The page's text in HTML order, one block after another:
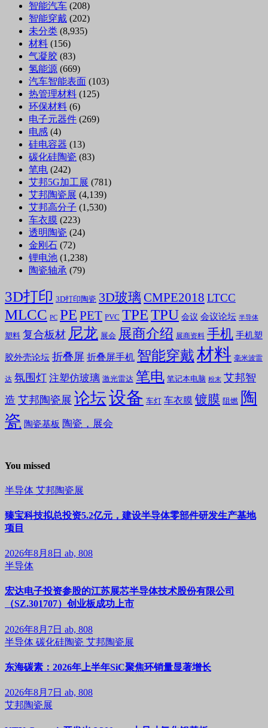
智能汽车 (208)
智能穿戴 (202)
未分类 (8,935)
材料 (156)
气凝胶 (83)
氢能源 (669)
汽车智能表面 (103)
热管理材料 (125)
环保材料 (6)
电子元器件 (269)
电感 (4)
硅电容器 (13)
碳化硅陶瓷 (83)
笔电 (242)
艾邦5G加工展 (781)
艾邦陶瓷展 (4,139)
艾邦高分子 (1,530)
车衣膜 (223)
透明陶瓷 (24)
金刚石 (72)
锂电池 (1,238)
陶瓷轴承 (79)
3D打印 3D打印陶瓷 3D玻璃 CMPE2018 LTCC
MLCC PC PE PET PVC TPETPU 会议 会议论坛 半导体
塑料 复合板材 尼龙 展会 展商介绍 展商资料 手机 手机塑
胶外壳论坛 折叠屏 折叠屏手机 智能穿戴材料 毫米波雷
达 氛围灯 注塑仿玻璃 激光雷达 笔电 笔记本电脑 粉末 艾邦智
造 艾邦陶瓷展 论坛设备 车灯 车衣膜 镀膜 阻燃 陶
瓷 陶瓷基板 陶瓷，展会
You missed
半导体 艾邦陶瓷展
臻宝科技拟总投资5.2亿元，建设半导体零部件研发生产基地
项目
2026年8月8日 ab, 808
半导体
宏达电子投资参股的江苏展芯半导体技术股份有限公司
（SZ.301707）创业板成功上市
2026年8月7日 ab, 808
半导体 碳化硅陶瓷 艾邦陶瓷展
东海碳素：2026年上半年SiC聚焦环销量显著增长
2026年8月7日 ab, 808
艾邦陶瓷展